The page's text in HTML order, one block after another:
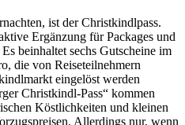
ist der Christkindlpass.
Ergänzung für Packages und
beinhaltet sechs Gutscheine im
die von Reiseteilnehmern
eingelöst werden
Christkindl-Pass“ kommen
Köstlichkeiten und kleinen
Allerdings nur, wenn